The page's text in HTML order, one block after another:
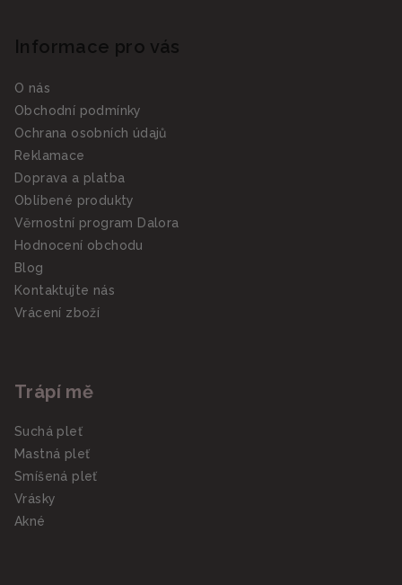
Informace pro vás
O nás
Obchodní podmínky
Ochrana osobních údajů
Reklamace
Doprava a platba
Oblíbené produkty
Věrnostní program Dalora
Hodnocení obchodu
Blog
Kontaktujte nás
Vrácení zboží
Trápí mě
Suchá pleť
Mastná pleť
Smíšená pleť
Vrásky
Akné